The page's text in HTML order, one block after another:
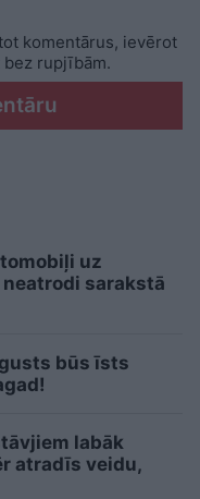
komentārus, ievērot
rupjībām.
uz
sarakstā
būs īsts
labāk
atradīs veidu,